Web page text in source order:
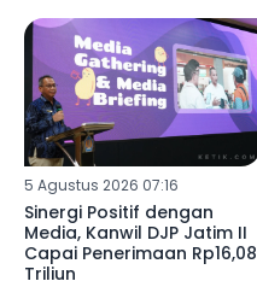
5 Agustus 2026 07:16
Sinergi Positif dengan
Media, Kanwil DJP Jatim II
Capai Penerimaan Rp16,08
Triliun